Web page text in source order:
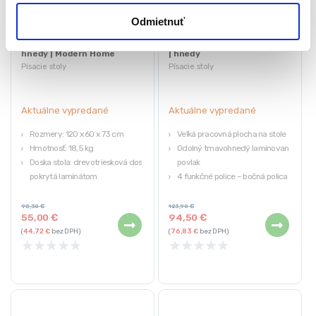
Odmietnuť
Písacie stoly
hnedý | Modern Home
Aktuálne vypredané
Rozmery: 120 x 60 x 73 cm
Hmotnosť: 18,5 kg
Doska stola: drevotriesková doska
pokrytá laminátom
Výrobca: ModernHome
55,00€
90,30€
(44,72€bez DPH)
★ ★ ★ ★ ★
Písacie stoly
| hnedý
Aktuálne vypredané
Veľká pracovná plocha na stole
Odolný tmavohnedý laminovaný
povlak
4 funkčné police – bočná polica
94,50€
123,90€
(76,83€bez DPH)
★ ★ ★ ★ ★